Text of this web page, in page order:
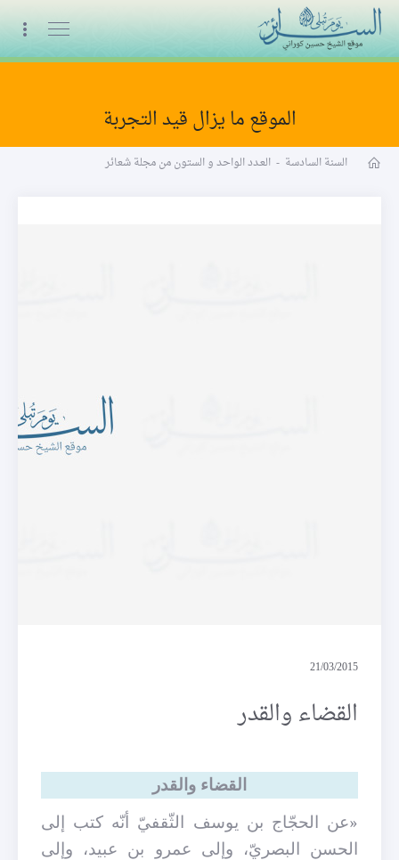
البث المباشر
الموقع ما يزال قيد التجربة
السنة السادسة - العـدد الواحد و الستون من مجلة شعائر
21/03/2015
القضاء والقدر
القضاء والقدر
«عن الحجّاج بن يوسف الثّقفيّ أنّه كتب إلى
الحسن البصريّ، وإلى عمرو بن عبيد، وإلى